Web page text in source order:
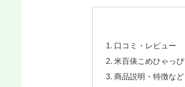
口コミ・レビュー
米百俵こめひゃっ
商品説明・特徴など